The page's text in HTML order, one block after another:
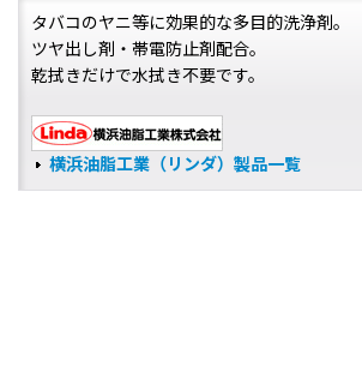
タバコのヤニ等に効果的な多目的洗浄剤。
ツヤ出し剤・帯電防止剤配合。
乾拭きだけで水拭き不要です。
横浜油脂工業（リンダ）製品一覧